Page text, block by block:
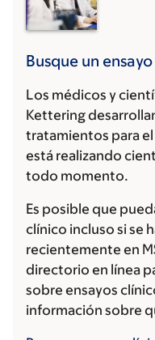
Busque un
Los médicos y
Kettering
tratamientos para
está realizando
todo momento.
Es posible que
clínico incluso si se
recientemente en
directorio en línea
sobre ensayos
información sobre